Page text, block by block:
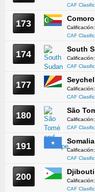
CAF
173 Calificación:
CAF
174 South
Calificación:
CAF
177 Calificación:
CAF
180 São
Calificación:
CAF
191 Somalia
Calificación:
CAF
200 Djibouti
Calificación:
CAF